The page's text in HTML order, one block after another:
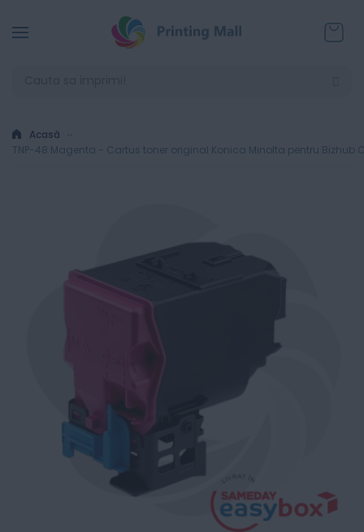
Acasă
TNP-48 Magenta - Cartus toner original Konica Minolta pentru Bizhub